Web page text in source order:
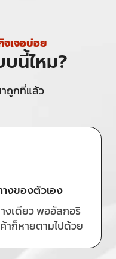
เจอบ่อย
นี้ไหม?
ถูกที่แล้ว
งของตัวเอง
งเดียว พออัลกอริ
ก็หายตามไปด้วย